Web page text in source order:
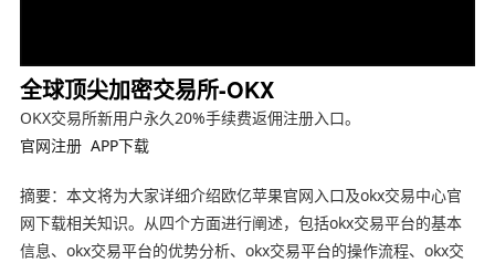
全球顶尖加密交易所-OKX
OKX交易所新用户永久20%手续费返佣注册入口。
官网注册 APP下载
摘要：本文将为大家详细介绍欧亿苹果官网入口及okx交易中心官
网下载相关知识。从四个方面进行阐述，包括okx交易平台的基本
信息、okx交易平台的优势分析、okx交易平台的操作流程、okx交